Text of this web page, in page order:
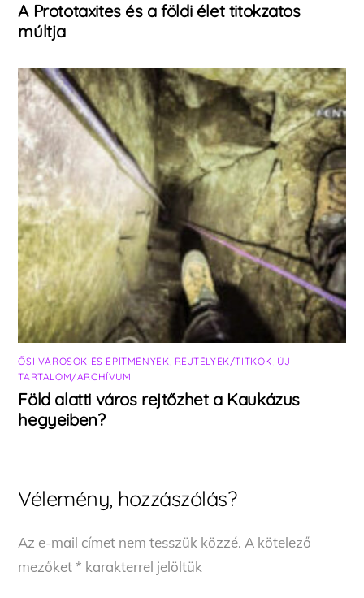
A Prototaxites és a földi élet titokzatos
múltja
ŐSI VÁROSOK ÉS ÉPÍTMÉNYEK REJTÉLYEK/TITKOK ÚJ
TARTALOM/ARCHÍVUM
Föld alatti város rejtőzhet a Kaukázus
hegyeiben?
Vélemény, hozzászólás?
Az e-mail címet nem tesszük közzé. A kötelező
mezőket* karakterrel jelöltük